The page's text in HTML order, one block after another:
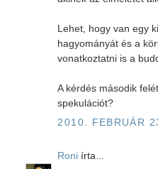
Lehet, hogy van egy
hagyományát és a
vonatkoztatni is a
A kérdés második
spekulációt?
2010. FEBRUÁR
Roni írta...